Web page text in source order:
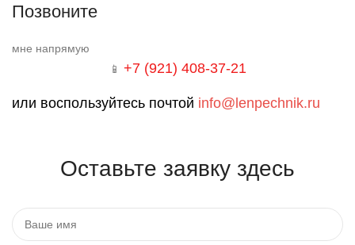
Позвоните
мне напрямую
📱 +7 (921) 408-37-21
или воспользуйтесь почтой info@lenpechnik.ru
Оставьте заявку здесь